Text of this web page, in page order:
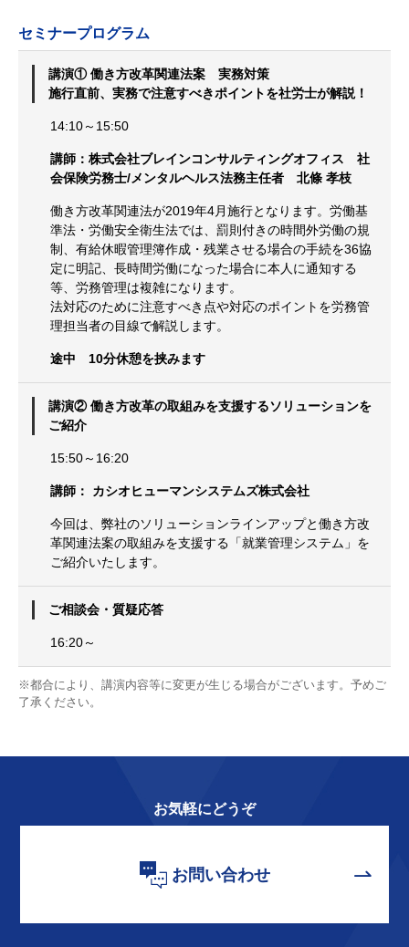
セミナープログラム
講演① 働き方改革関連法案 実務対策
施行直前、実務で注意すべきポイントを社労士が解説！
14:10～15:50
講師：株式会社ブレインコンサルティングオフィス 社
会保険労務士/メンタルヘルス法務主任者 北條 孝枝
働き方改革関連法が2019年4月施行となります。労働基
準法・労働安全衛生法では、罰則付きの時間外労働の規
制、有給休暇管理簿作成・残業させる場合の手続を36協
定に明記、長時間労働になった場合に本人に通知する
等、労務管理は複雑になります。
法対応のために注意すべき点や対応のポイントを労務管
理担当者の目線で解説します。
途中 10分休憩を挟みます
講演② 働き方改革の取組みを支援するソリューションを
ご紹介
15:50～16:20
講師： カシオヒューマンシステムズ株式会社
今回は、弊社のソリューションラインアップと働き方改
革関連法案の取組みを支援する「就業管理システム」を
ご紹介いたします。
ご相談会・質疑応答
16:20～
※都合により、講演内容等に変更が生じる場合がございます。予めご
了承ください。
お気軽にどうぞ
お問い合わせ